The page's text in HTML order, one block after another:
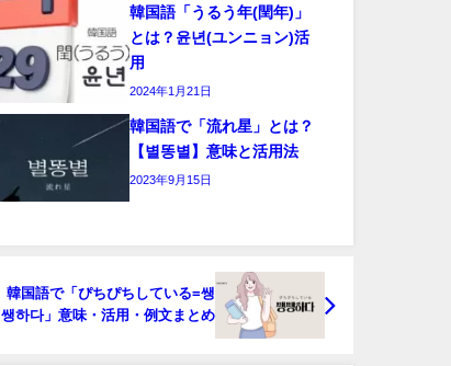
韓国語「うるう年(閏年)」
とは？윤년(ユンニョン)活
用
2024年1月21日
韓国語で「流れ星」とは？
【별똥별】意味と活用法
2023年9月15日
韓国語で「ぴちぴちしている=쌩
쌩하다」意味・活用・例文まとめ